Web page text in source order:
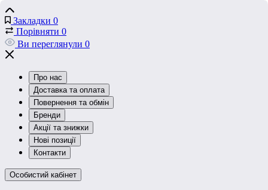
Закладки 0
Порівняти 0
Ви переглянули 0
Про нас
Доставка та оплата
Повернення та обмін
Бренди
Акції та знижки
Нові позиції
Контакти
Особистий кабінет